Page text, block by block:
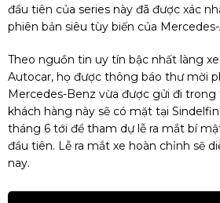
đầu tiên của series này đã được xác
phiên bản siêu tùy biến của
Theo nguồn tin uy tín bậc nhất làng
Autocar, họ được thông báo thư mời
Mercedes-Benz vừa được gửi đi trong
khách hàng này sẽ có mặt tại
tháng 6 tới để tham dự lễ ra mắt bí
đầu tiên. Lễ ra mắt xe hoàn chỉnh sẽ
nay.